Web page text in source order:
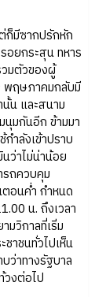
ก็มีซากปรักหัก
อยกระสุน ทหาร
มตัวของผู้
พฤษภาคมกลับมี
น และสนาม
นุมกันอีก ข้ามมา
ำลังเข้าปราบ
ว่าไม่น่าน้อย
ถควบคุม
ตอนค่ำ กำหนด
น. ถึงเวลา
มวิกาลที่เริ่ม
าชนทั่วไปเห็น
ว่าทางรัฐบาล
วงต่อไป